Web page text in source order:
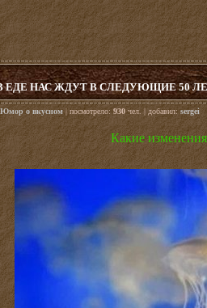
ЕДЕ НАС ЖДУТ В СЛЕДУЮЩИЕ 50
Юмор о вкусном | посмотрело: 930чел. | добавил:sergei
Какие